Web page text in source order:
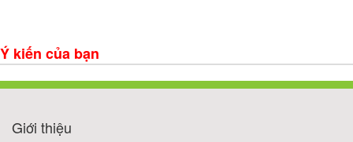
Ý kiến của bạn
Giới thiệu